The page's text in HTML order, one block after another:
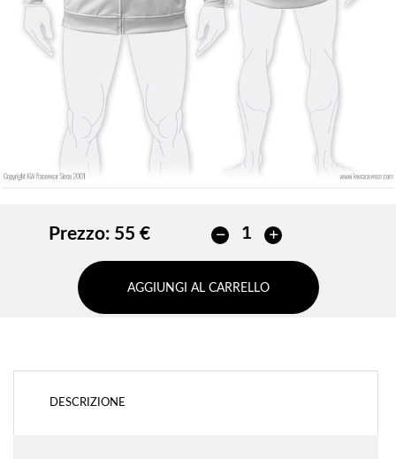
INSERISCI
INSERISCI
Prezzo: 55 €
AGGIUNGI AL CARRELLO
DESCRIZIONE